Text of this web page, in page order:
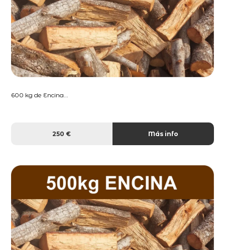
600 kg de Encina...
250 € Más info